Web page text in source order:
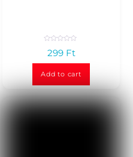
e
d
0
u
t
o
f
299 Ft
Add to cart